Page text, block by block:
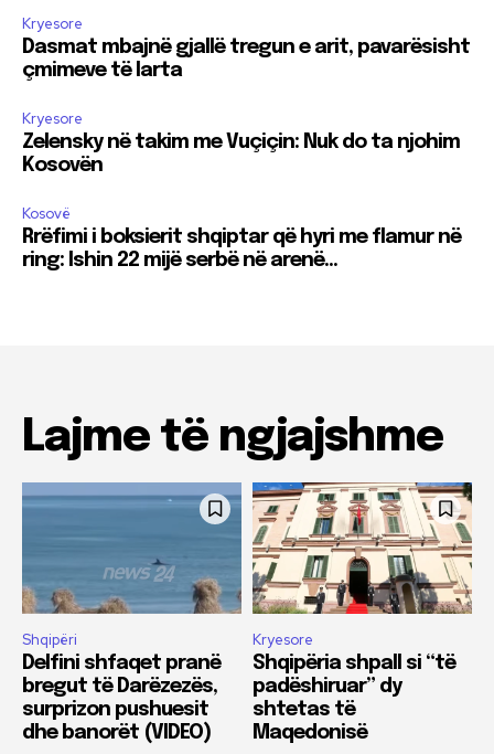
Kryesore
Dasmat mbajnë gjallë tregun e arit, pavarësisht
çmimeve të larta
Kryesore
Zelensky në takim me Vuçiçin: Nuk do ta njohim
Kosovën
Kosovë
Rrëfimi i boksierit shqiptar që hyri me flamur në
ring: Ishin 22 mijë serbë në arenë…
Lajme të ngjajshme
Shqipëri
Delfini shfaqet pranë
bregut të Darëzezës,
surprizon pushuesit
dhe banorët (VIDEO)
Kryesore
Shqipëria shpall si “të
padëshiruar” dy
shtetas të
Maqedonisë